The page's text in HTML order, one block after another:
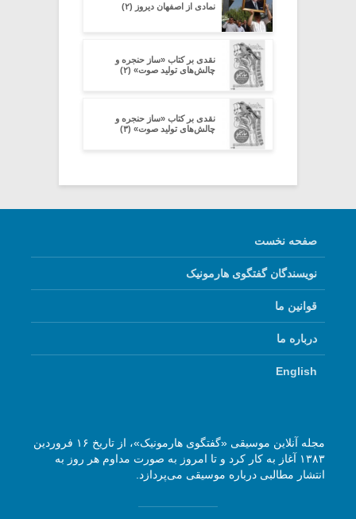
نمادی از اصفهان دیروز (۲)
نقدی بر کتاب «ساز حنجره و
چالش‌های تولید صوت» (۲)
نقدی بر کتاب «ساز حنجره و
چالش‌های تولید صوت» (۳)
صفحه نخست
نویسندگان گفتگوی هارمونیک
قوانین ما
درباره ما
English
مجله آنلاین موسیقی «گفتگوی هارمونیک»، از تاریخ ۱۶ فروردین
۱۳۸۳ آغاز به کار کرد و تا امروز به صورت مداوم هر روز به
انتشار مطالبی درباره موسیقی می‌پردازد.